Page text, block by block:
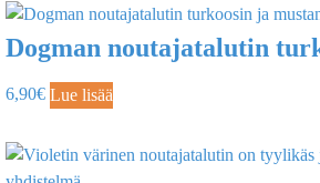
Dogman noutajatalutin
6,90€ Lue lisää